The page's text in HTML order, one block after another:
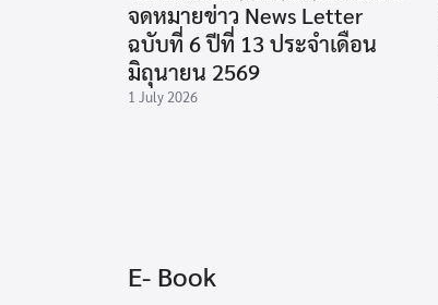
จดหมายข่าว News Letter
ฉบับที่ 6 ปีที่ 13 ประจำเดือน
มิถุนายน 2569
1 July 2026
E- Book